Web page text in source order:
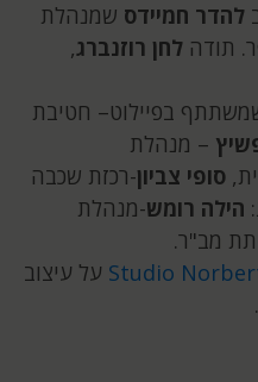
להדר חמיידס שמנהלת
תודה לחן רוזנברג,
בפיילוט– חטיבת
– מנהלת
סופי צביון-רכזת שכבה
הילה רומש-מנהלת
מב"ר.
Studio על עיצוב